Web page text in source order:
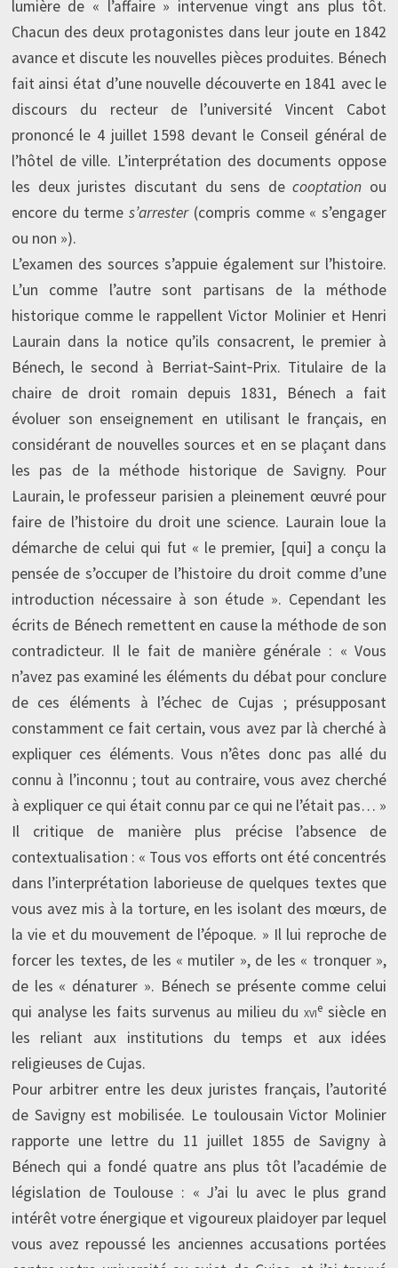
lumière de « l’affaire » intervenue vingt ans plus tôt.
Chacun des deux protagonistes dans leur joute en 1842
avance et discute les nouvelles pièces produites. Bénech
fait ainsi état d’une nouvelle découverte en 1841 avec le
discours du recteur de l’université Vincent Cabot
prononcé le 4 juillet 1598 devant le Conseil général de
l’hôtel de ville. L’interprétation des documents oppose
les deux juristes discutant du sens decooptation ou
encore du termes’arrester(compris comme « s’engager
ou non »).
L’examen des sources s’appuie également sur l’histoire.
L’un comme l’autre sont partisans de la méthode
historique comme le rappellent Victor Molinier et Henri
Laurain dans la notice qu’ils consacrent, le premier à
Bénech, le second à Berriat‑Saint‑Prix. Titulaire de la
chaire de droit romain depuis 1831, Bénech a fait
évoluer son enseignement en utilisant le français, en
considérant de nouvelles sources et en se plaçant dans
les pas de la méthode historique de Savigny. Pour
Laurain, le professeur parisien a pleinement œuvré pour
faire de l’histoire du droit une science. Laurain loue la
démarche de celui qui fut « le premier, [qui] a conçu la
pensée de s’occuper de l’histoire du droit comme d’une
introduction nécessaire à son étude ». Cependant les
écrits de Bénech remettent en cause la méthode de son
contradicteur. Il le fait de manière générale : « Vous
n’avez pas examiné les éléments du débat pour conclure
de ces éléments à l’échec de Cujas ; présupposant
constamment ce fait certain, vous avez par là cherché à
expliquer ces éléments. Vous n’êtes donc pas allé du
connu à l’inconnu ; tout au contraire, vous avez cherché
à expliquer ce qui était connu par ce qui ne l’était pas… »
Il critique de manière plus précise l’absence de
contextualisation : « Tous vos efforts ont été concentrés
dans l’interprétation laborieuse de quelques textes que
vous avez mis à la torture, en les isolant des mœurs, de
la vie et du mouvement de l’époque. » Il lui reproche de
forcer les textes, de les « mutiler », de les « tronquer »,
de les « dénaturer ». Bénech se présente comme celui
qui analyse les faits survenus au milieu duxvie siècle en
les reliant aux institutions du temps et aux idées
religieuses de Cujas.
Pour arbitrer entre les deux juristes français, l’autorité
de Savigny est mobilisée. Le toulousain Victor Molinier
rapporte une lettre du 11 juillet 1855 de Savigny à
Bénech qui a fondé quatre ans plus tôt l’académie de
législation de Toulouse : « J’ai lu avec le plus grand
intérêt votre énergique et vigoureux plaidoyer par lequel
vous avez repoussé les anciennes accusations portées